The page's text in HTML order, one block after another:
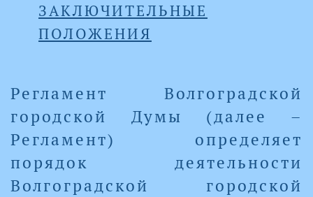
ЗАКЛЮЧИТЕЛЬНЫЕ
ПОЛОЖЕНИЯ
Регламент Волгоградской
городской Думы (далее –
Регламент) определяет
порядок деятельности
Волгоградской городской